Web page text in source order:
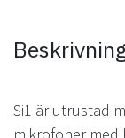
Beskrivning
Si1 är utrustad
mikrofoner